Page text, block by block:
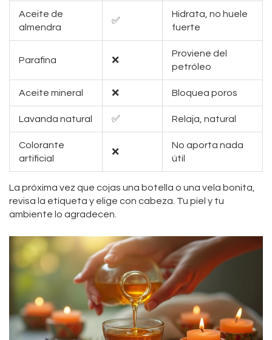
Aceite de
almendra
✅
Hidrata, no huele
fuerte
Parafina ❌
Proviene del
petróleo
Aceite mineral ❌ Bloquea poros
Lavanda natural ✅ Relaja, natural
Colorante
artificial
❌
No aporta nada
útil
La próxima vez que cojas una botella o una vela bonita,
revisa la etiqueta y elige con cabeza. Tu piel y tu
ambiente lo agradecen.